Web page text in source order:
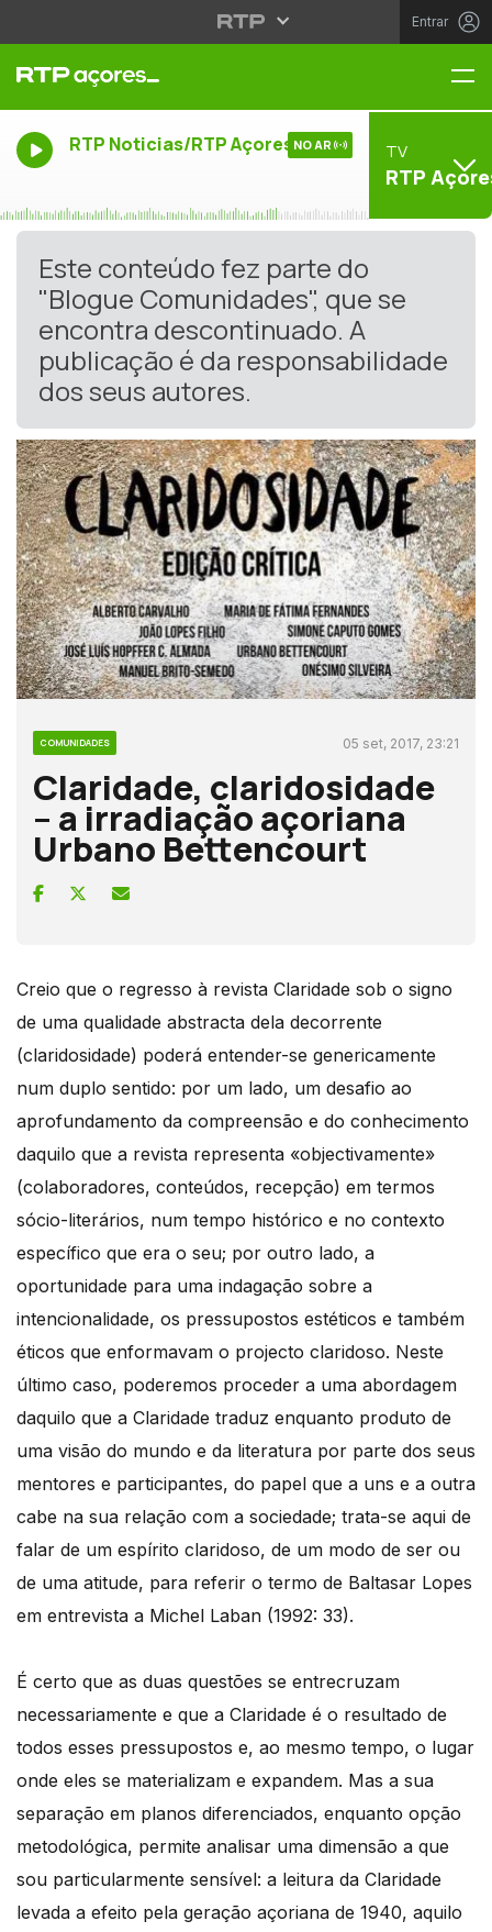
Entrar
RTP Noticias/RTP Açores NO AR TV
RTP
Este conteúdo fez parte do
"Blogue Comunidades", que se
encontra descontinuado. A
publicação é da responsabilidade
dos seus autores.
COMUNIDADES 05 set, 2017, 23:21
Claridade, claridosidade
– a irradiação açoriana
Urbano Bettencourt
Creio que o regresso à revista Claridade sob o signo
de uma qualidade abstracta dela decorrente
(claridosidade) poderá entender-se genericamente
num duplo sentido: por um lado, um desafio ao
aprofundamento da compreensão e do conhecimento
daquilo que a revista representa «objectivamente»
(colaboradores, conteúdos, recepção) em termos
sócio-literários, num tempo histórico e no contexto
específico que era o seu; por outro lado, a
oportunidade para uma indagação sobre a
intencionalidade, os pressupostos estéticos e também
éticos que enformavam o projecto claridoso. Neste
último caso, poderemos proceder a uma abordagem
daquilo que a Claridade traduz enquanto produto de
uma visão do mundo e da literatura por parte dos seus
mentores e participantes, do papel que a uns e a outra
cabe na sua relação com a sociedade; trata-se aqui de
falar de um espírito claridoso, de um modo de ser ou
de uma atitude, para referir o termo de Baltasar Lopes
em entrevista a Michel Laban (1992: 33).
É certo que as duas questões se entrecruzam
necessariamente e que a Claridade é o resultado de
todos esses pressupostos e, ao mesmo tempo, o lugar
onde eles se materializam e expandem. Mas a sua
separação em planos diferenciados, enquanto opção
metodológica, permite analisar uma dimensão a que
sou particularmente sensível: a leitura da Claridade
levada a efeito pela geração açoriana de 1940, aquilo